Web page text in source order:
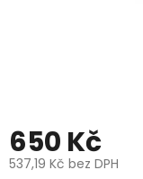
650 Kč
537,19 Kč bez DPH